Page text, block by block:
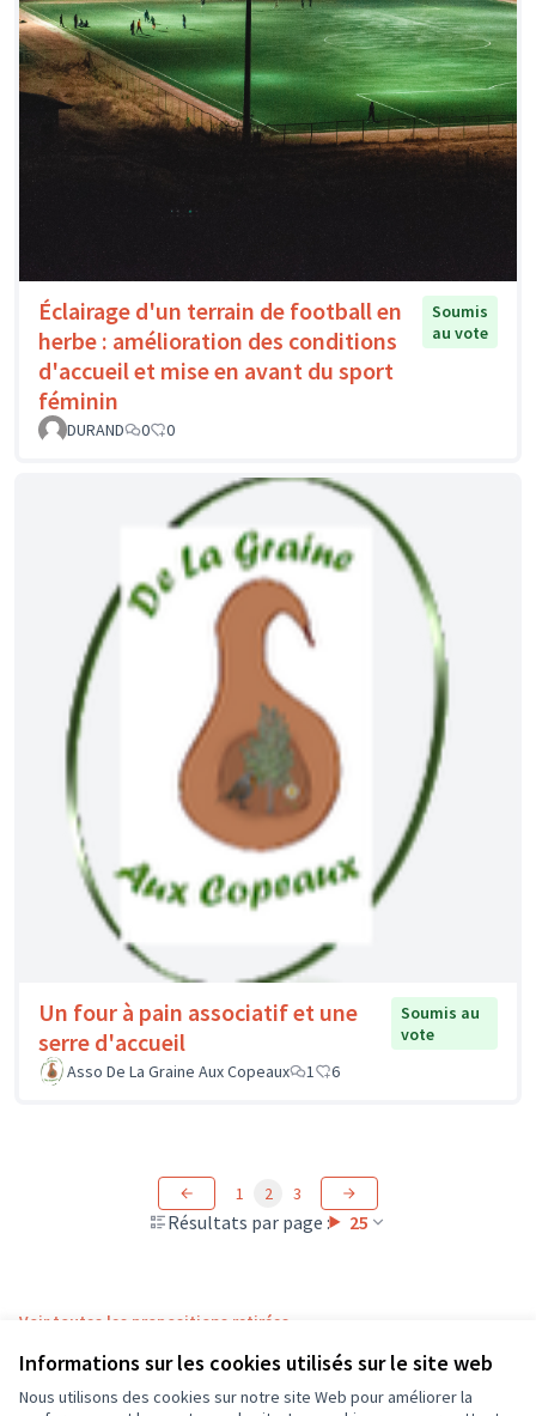
Informations sur les cookies utilisés sur le site web
Nous utilisons des cookies sur notre site Web pour améliorer la
Éclairage d'un terrain de football en
herbe : amélioration des conditions
d'accueil et mise en avant du sport
féminin
Soumis
au vote
DURAND 0 0
Un four à pain associatif et une
serre d'accueil
Soumis au
vote
Asso De La Graine Aux Copeaux
1 6
Résultats par page : 25
1 2 3
Voir toutes les propositions retirées
Conditions d'utilisation